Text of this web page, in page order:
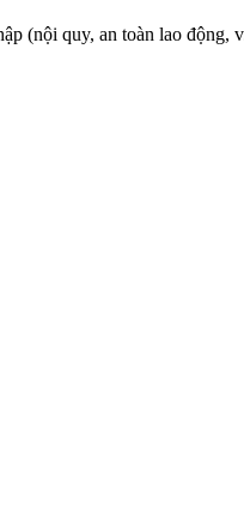
(nội quy, an toàn lao